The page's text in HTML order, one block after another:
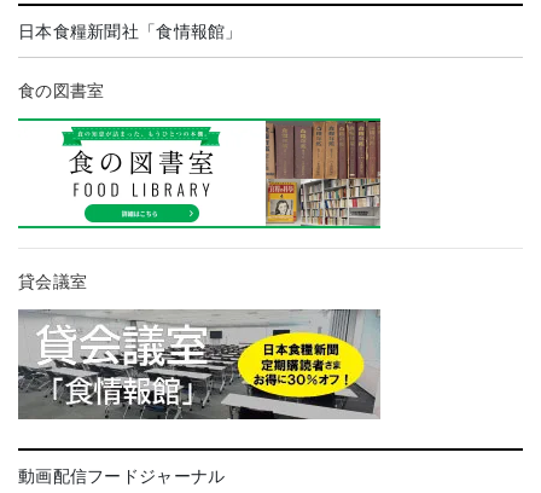
日本食糧新聞社「食情報館」
食の図書室
貸会議室
動画配信フードジャーナル